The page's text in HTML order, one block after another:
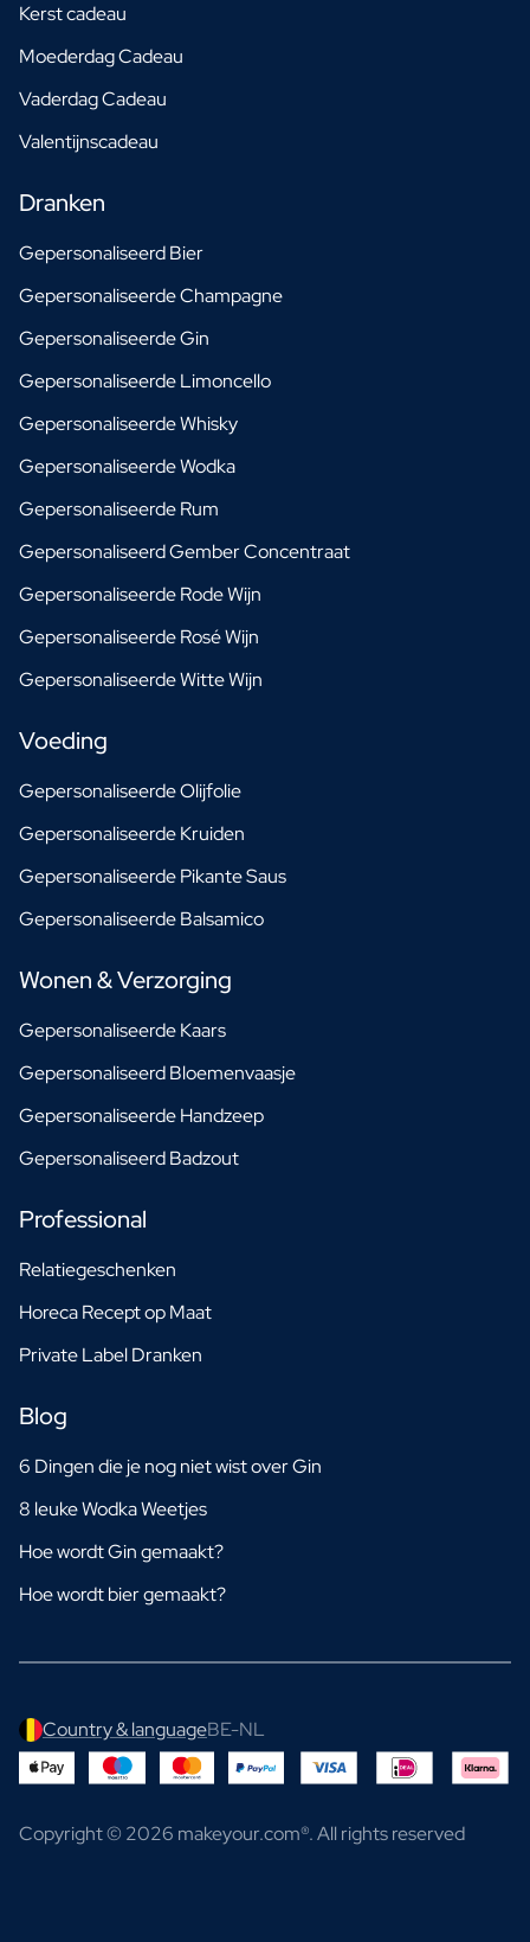
Kerst cadeau
Moederdag Cadeau
Vaderdag Cadeau
Valentijnscadeau
Dranken
Gepersonaliseerd Bier
Gepersonaliseerde Champagne
Gepersonaliseerde Gin
Gepersonaliseerde Limoncello
Gepersonaliseerde Whisky
Gepersonaliseerde Wodka
Gepersonaliseerde Rum
Gepersonaliseerd Gember Concentraat
Gepersonaliseerde Rode Wijn
Gepersonaliseerde Rosé Wijn
Gepersonaliseerde Witte Wijn
Voeding
Gepersonaliseerde Olijfolie
Gepersonaliseerde Kruiden
Gepersonaliseerde Pikante Saus
Gepersonaliseerde Balsamico
Wonen & Verzorging
Gepersonaliseerde Kaars
Gepersonaliseerd Bloemenvaasje
Gepersonaliseerde Handzeep
Gepersonaliseerd Badzout
Professional
Relatiegeschenken
Horeca Recept op Maat
Private Label Dranken
Blog
6 Dingen die je nog niet wist over Gin
8 leuke Wodka Weetjes
Hoe wordt Gin gemaakt?
Hoe wordt bier gemaakt?
Country & languageBE-NL
Copyright © 2026 makeyour.com®. All rights reserved